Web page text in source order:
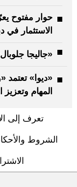
حوار مفتوح
الاستثمار في
«جاليجا
«ديوا» تعتمد
المهام وتعزيز
تعرف إلى
الشروط